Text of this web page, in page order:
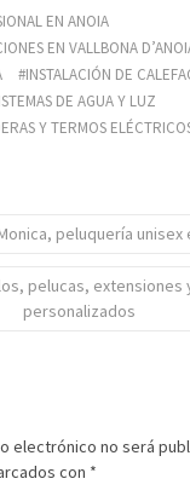
EN ANOIA
EN VALLBONA
INSTALACIÓN DE
DE AGUA Y LUZ
Y TERMOS
peluquería unisex
pelucas, extensiones
personalizados
electrónico no será
con *